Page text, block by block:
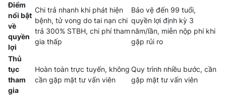
Điểm
nổi bật
về
quyền
lợi
Chi trả nhanh khi phát hiện
bệnh, tử vong do tai nạn chi
trả 300% STBH, chi phí tham
gia thấp
Bảo vệ đến 99 tuổi,
quyền lợi định kỳ 3
năm/lần, miễn nộp phí khi
gặp rủi ro
Thủ
tục
tham
gia
Hoàn toàn trực tuyến, không
cần gặp mặt tư vấn viên
Quy trình nhiều bước, cần
gặp mặt tư vấn viên